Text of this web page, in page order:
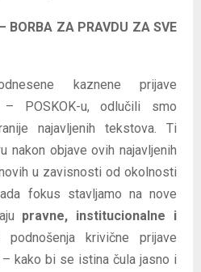
BORBA ZA PRAVDU ZA SVE
kaznene prijave
– POSKOK-u, odlučili smo
najavljenih tekstova. Ti
nakon objave ovih najavljenih
u zavisnosti od okolnosti
fokus stavljamo na nove
pravne, institucionalne i
podnošenja krivične prijave
kako bi se istina čula jasno i